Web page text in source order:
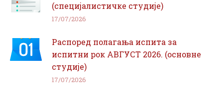
(специјалистичке студије)
17/07/2026
Распоред полагања испита за
испитни рок АВГУСТ 2026. (основне
студије)
17/07/2026